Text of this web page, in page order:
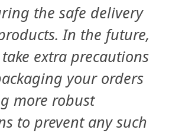
the safe delivery
In the future,
extra precautions
your orders
more robust
to prevent any such